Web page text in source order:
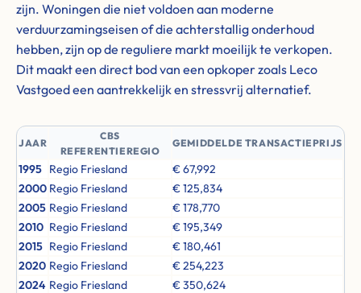
zijn. Woningen die niet voldoen aan moderne
verduurzamingseisen of die achterstallig onderhoud
hebben, zijn op de reguliere markt moeilijk te verkopen.
Dit maakt een direct bod van een opkoper zoals Leco
Vastgoed een aantrekkelijk en stressvrij alternatief.
JAAR
CBS
REFERENTIEREGIO
GEMIDDELDE TRANSACTIEPRIJS
1995 Regio Friesland
€ 67,992
2000 Regio Friesland
€ 125,834
2005 Regio Friesland
€ 178,770
2010 Regio Friesland
€ 195,349
2015 Regio Friesland
€ 180,461
2020 Regio Friesland
€ 254,223
2024 Regio Friesland
€ 350,624